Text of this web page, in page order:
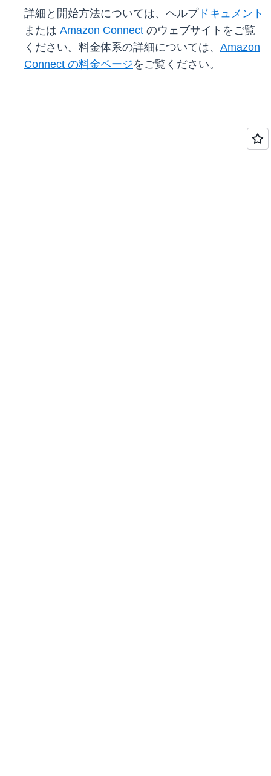
詳細と開始方法については、ヘルプドキュメント
または Amazon Connect のウェブサイトをご覧
ください。料金体系の詳細については、 Amazon
Connect の料金ページをご覧ください。